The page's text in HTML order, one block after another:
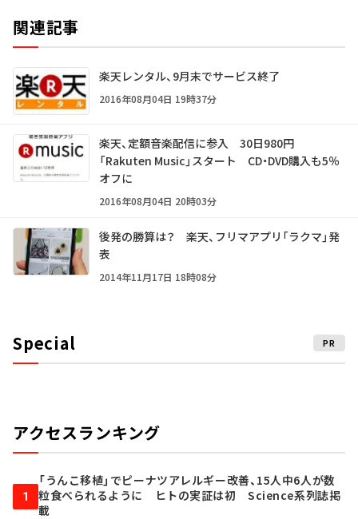
関連記事
楽天レンタル、9月末でサービス終了
2016年08月04日 19時37分
楽天、定額音楽配信に参入 30日980円
「Rakuten Music」スタート CD・DVD購入も5％
オフに
2016年08月04日 20時03分
後発の勝算は？ 楽天、フリマアプリ「ラクマ」発
表
2014年11月17日 18時08分
Special PR
アクセスランキング
1
「うんこ移植」でピーナツアレルギー改善、15人中6人が数
粒食べられるように ヒトの実証は初 Science系列誌掲
載